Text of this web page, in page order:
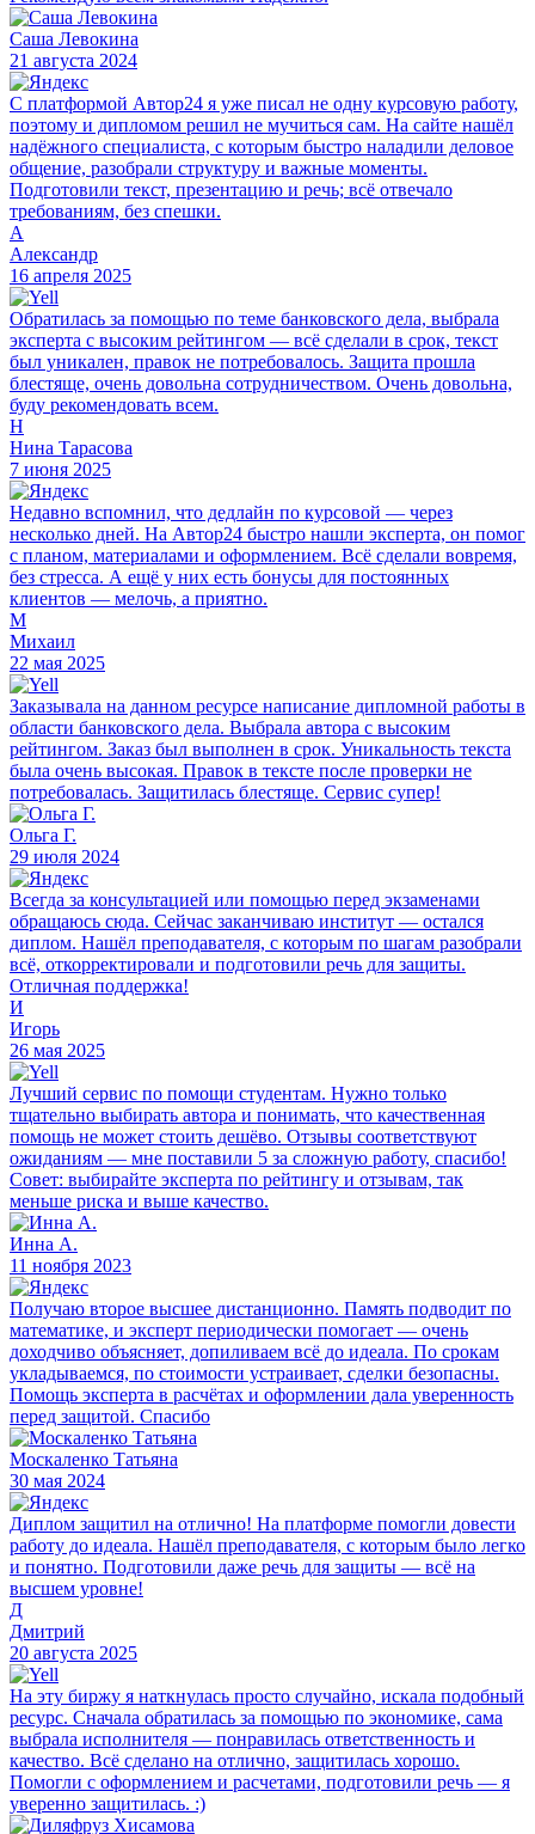
Саша Левокина
21 августа 2024
С платформой Автор24 я уже писал не одну курсовую работу,
поэтому и дипломом решил не мучиться сам. На сайте нашёл
надёжного специалиста, с которым быстро наладили деловое
общение, разобрали структуру и важные моменты.
Подготовили текст, презентацию и речь; всё отвечало
требованиям, без спешки.
А
Александр
16 апреля 2025
Обратилась за помощью по теме банковского дела, выбрала
эксперта с высоким рейтингом — всё сделали в срок, текст
был уникален, правок не потребовалось. Защита прошла
блестяще, очень довольна сотрудничеством. Очень довольна,
буду рекомендовать всем.
Н
Нина Тарасова
7 июня 2025
Недавно вспомнил, что дедлайн по курсовой — через
несколько дней. На Автор24 быстро нашли эксперта, он помог
с планом, материалами и оформлением. Всё сделали вовремя,
без стресса. А ещё у них есть бонусы для постоянных
клиентов — мелочь, а приятно.
М
Михаил
22 мая 2025
Заказывала на данном ресурсе написание дипломной работы в
области банковского дела. Выбрала автора с высоким
рейтингом. Заказ был выполнен в срок. Уникальность текста
была очень высокая. Правок в тексте после проверки не
потребовалась. Защитилась блестяще. Сервис супер!
Ольга Г.
29 июля 2024
Всегда за консультацией или помощью перед экзаменами
обращаюсь сюда. Сейчас заканчиваю институт — остался
диплом. Нашёл преподавателя, с которым по шагам разобрали
всё, откорректировали и подготовили речь для защиты.
Отличная поддержка!
И
Игорь
26 мая 2025
Лучший сервис по помощи студентам. Нужно только
тщательно выбирать автора и понимать, что качественная
помощь не может стоить дешёво. Отзывы соответствуют
ожиданиям — мне поставили 5 за сложную работу, спасибо!
Совет: выбирайте эксперта по рейтингу и отзывам, так
меньше риска и выше качество.
Инна А.
11 ноября 2023
Получаю второе высшее дистанционно. Память подводит по
математике, и эксперт периодически помогает — очень
доходчиво объясняет, допиливаем всё до идеала. По срокам
укладываемся, по стоимости устраивает, сделки безопасны.
Помощь эксперта в расчётах и оформлении дала уверенность
перед защитой. Спасибо
Москаленко Татьяна
30 мая 2024
Диплом защитил на отлично! На платформе помогли довести
работу до идеала. Нашёл преподавателя, с которым было легко
и понятно. Подготовили даже речь для защиты — всё на
высшем уровне!
Д
Дмитрий
20 августа 2025
На эту биржу я наткнулась просто случайно, искала подобный
ресурс. Сначала обратилась за помощью по экономике, сама
выбрала исполнителя — понравилась ответственность и
качество. Всё сделано на отлично, защитилась хорошо.
Помогли с оформлением и расчетами, подготовили речь — я
уверенно защитилась. :)